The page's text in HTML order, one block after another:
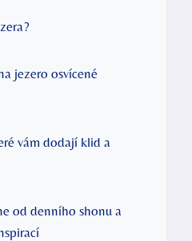
jezero osvícené
vám dodají klid a
od denního shonu a